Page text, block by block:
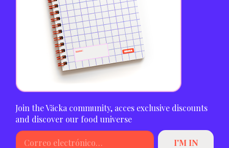
Join the Väcka community, acces exclusive discounts
and discover our food universe